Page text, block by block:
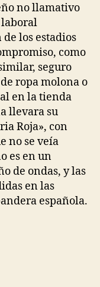
no llamativo
laboral
los estadios
como
seguro
ropa molona o
en la tienda
llevara su
Roja», con
no se veía
es en un
de ondas, y las
en las
española.